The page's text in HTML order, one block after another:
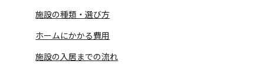
施設の種類・選び方
ホームにかかる費用
施設の入居までの流れ